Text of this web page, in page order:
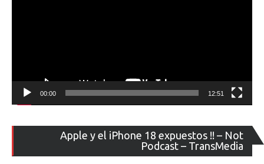
00:00 12:51
Apple y el iPhone 18 expuestos !! – Not
Podcast – TransMedia
de